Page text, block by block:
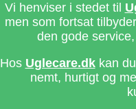
Vi henviser i stedet til
men som fortsat
den gode
Hos Uglecare.dkkan du
nemt, hurtigt og